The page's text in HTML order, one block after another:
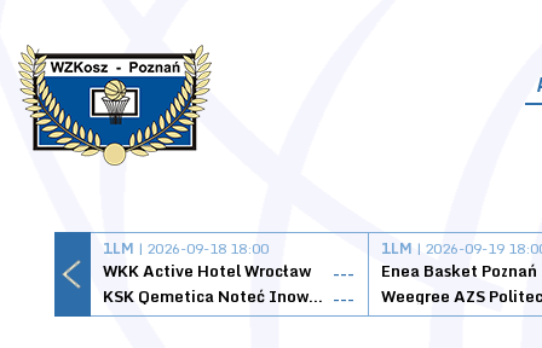
1LM | 2026-09-18 18:00
WKK Active Hotel Wrocław
---
KSK Qemetica Noteć Inowrocław ---
1LM | 2026-09-19
Enea Basket Poznań